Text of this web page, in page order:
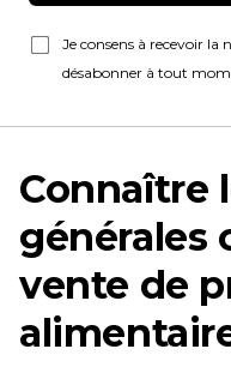
Je consens à recevoir la
désabonner à tout
Connaître
générales
vente de